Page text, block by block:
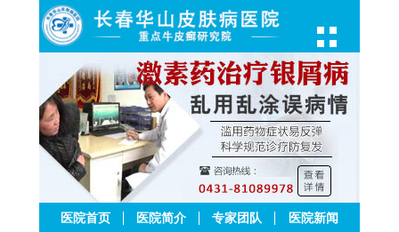
医院首页 医院简介 专家团队
医院新闻